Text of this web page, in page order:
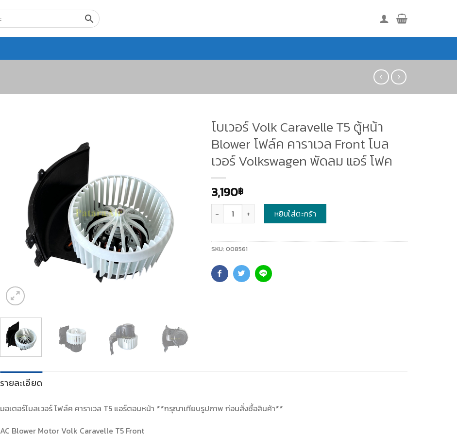
โบเวอร์ Volk Caravelle T5 ตู้หน้า
Blower โฟล์ค คาราเวล Front โบล
เวอร์ Volkswagen พัดลม แอร์ โฟค
3,190฿
หยิบใส่ตะกร้า
SKU: 008561
รายละเอียด
มอเตอร์โบลเวอร์ โฟล์ค คาราเวล T5 แอร์ตอนหน้า **กรุณาเทียบรูปภาพ ก่อนสั่งซื้อสินค้า**
AC Blower Motor Volk Caravelle T5 Front